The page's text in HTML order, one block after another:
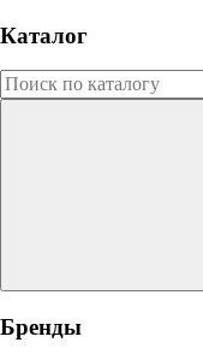
Каталог
Бренды